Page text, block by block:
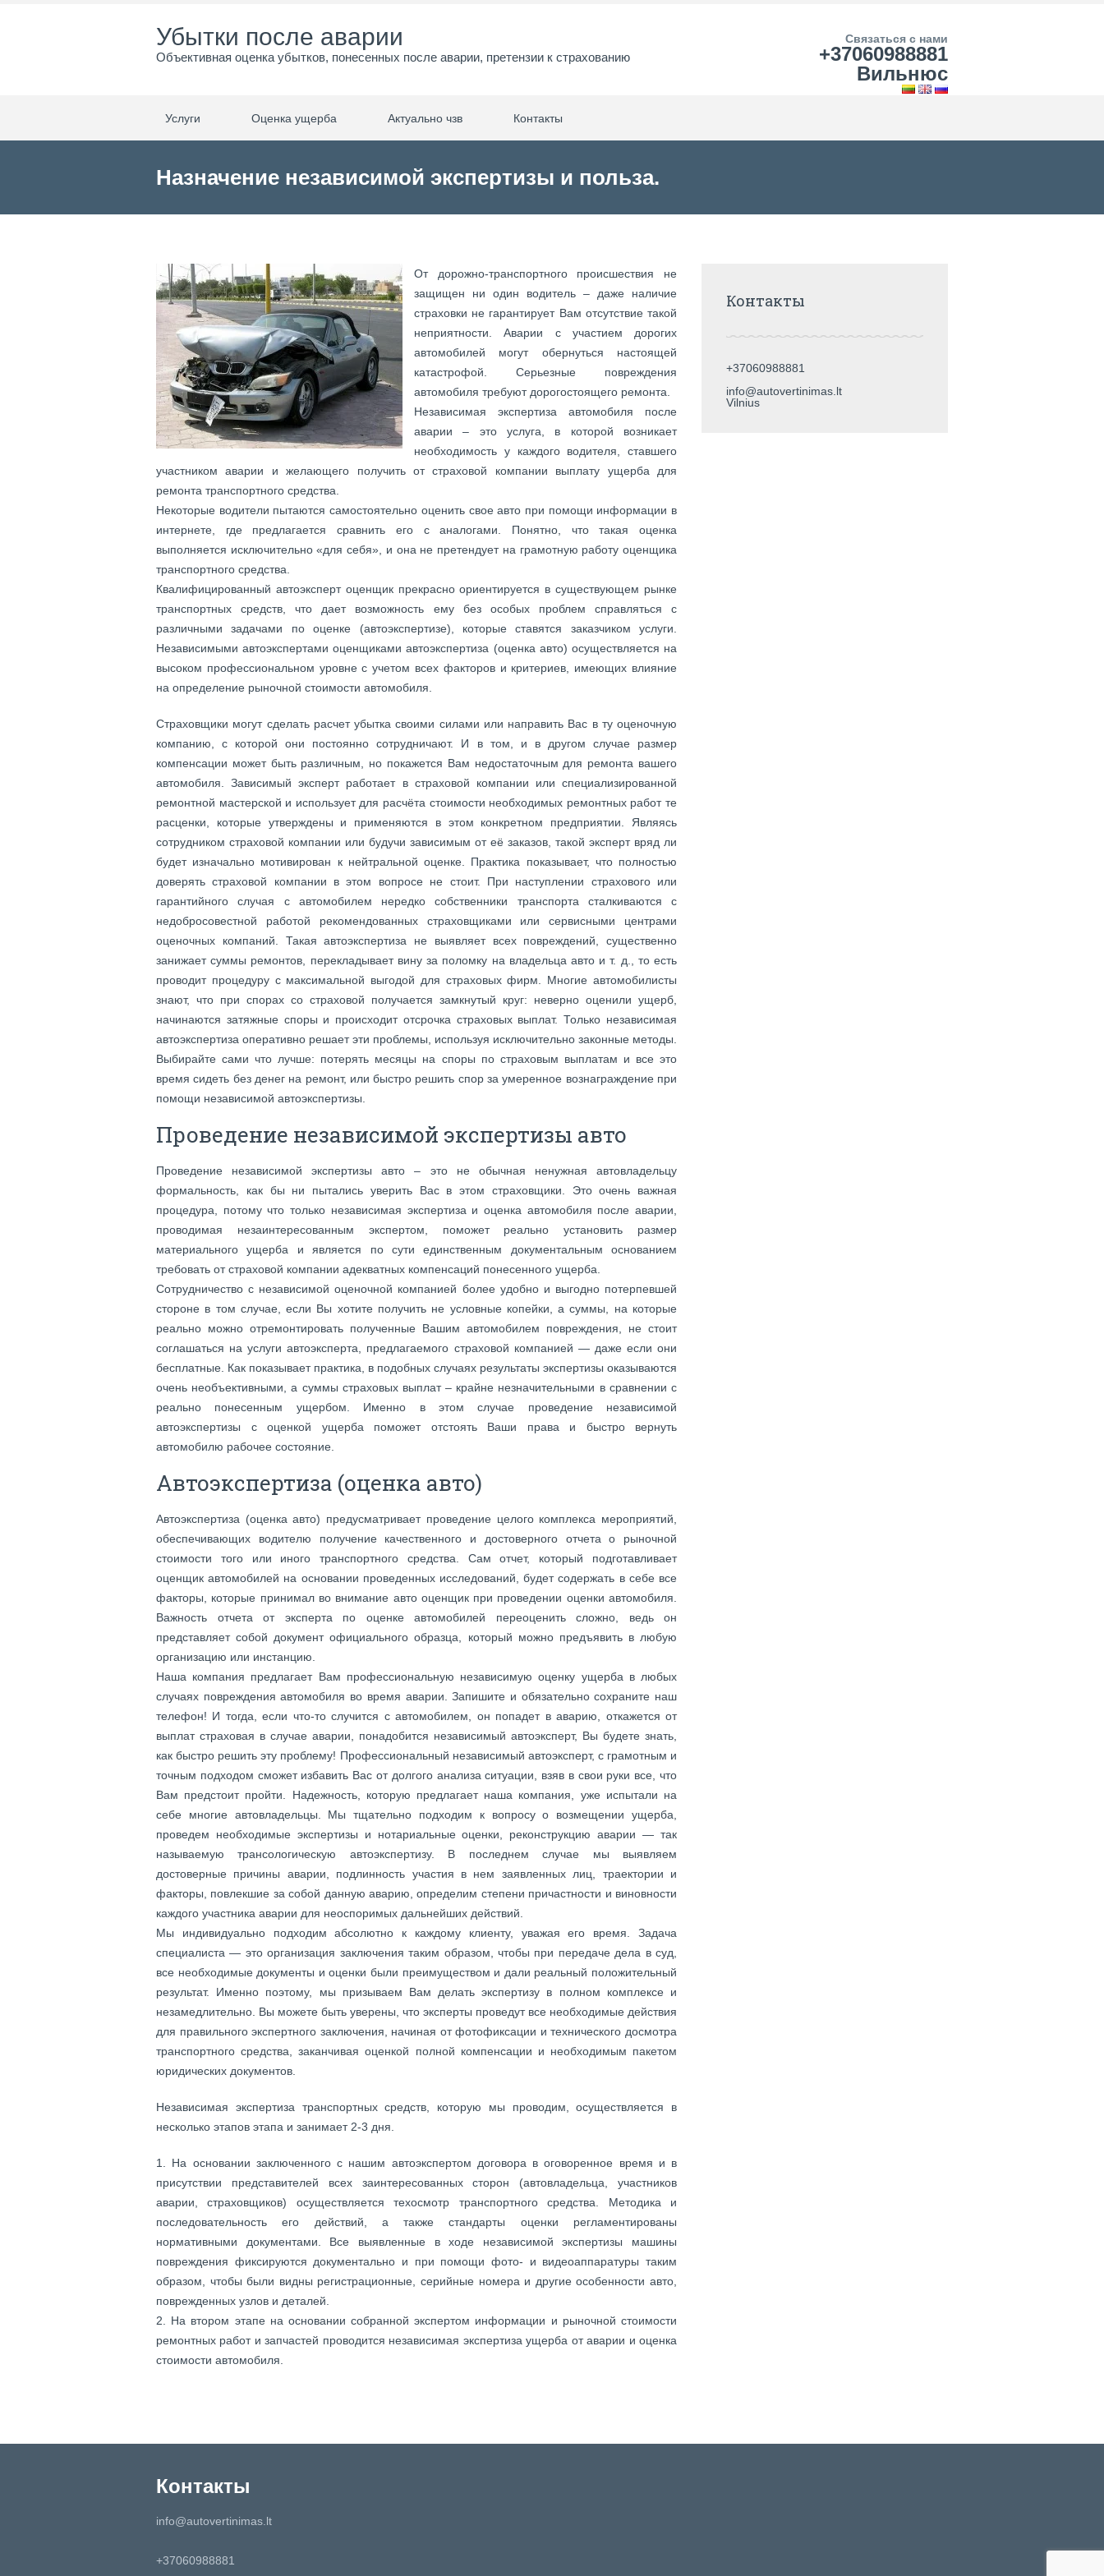
Убытки после аварии
Объективная оценка убытков, понесенных после аварии, претензии к страхованию
Связаться с нами
+37060988881
Вильнюс
Услуги Оценка ущерба Актуально чзв Контакты
Назначение независимой экспертизы и польза.
От дорожно-транспортного происшествия не
защищен ни один водитель ‒ даже наличие
страховки не гарантирует Вам отсутствие такой
неприятности. Аварии с участием дорогих
автомобилей могут обернуться настоящей
катастрофой. Серьезные повреждения
автомобиля требуют дорогостоящего ремонта.
Независимая экспертиза автомобиля после
аварии – это услуга, в которой возникает
необходимость у каждого водителя, ставшего
участником аварии и желающего получить от страховой компании выплату ущерба для
ремонта транспортного средства.
Некоторые водители пытаются самостоятельно оценить свое авто при помощи информации в
интернете, где предлагается сравнить его с аналогами. Понятно, что такая оценка
выполняется исключительно «для себя», и она не претендует на грамотную работу оценщика
транспортного средства.
Квалифицированный автоэксперт оценщик прекрасно ориентируется в существующем рынке
транспортных средств, что дает возможность ему без особых проблем справляться с
различными задачами по оценке (автоэкспертизе), которые ставятся заказчиком услуги.
Независимыми автоэкспертами оценщиками автоэкспертиза (оценка авто) осуществляется на
высоком профессиональном уровне с учетом всех факторов и критериев, имеющих влияние
на определение рыночной стоимости автомобиля.
Страховщики могут сделать расчет убытка своими силами или направить Вас в ту оценочную
компанию, с которой они постоянно сотрудничают. И в том, и в другом случае размер
компенсации может быть различным, но покажется Вам недостаточным для ремонта вашего
автомобиля. Зависимый эксперт работает в страховой компании или специализированной
ремонтной мастерской и использует для расчёта стоимости необходимых ремонтных работ те
расценки, которые утверждены и применяются в этом конкретном предприятии. Являясь
сотрудником страховой компании или будучи зависимым от её заказов, такой эксперт вряд ли
будет изначально мотивирован к нейтральной оценке. Практика показывает, что полностью
доверять страховой компании в этом вопросе не стоит. При наступлении страхового или
гарантийного случая с автомобилем нередко собственники транспорта сталкиваются с
недобросовестной работой рекомендованных страховщиками или сервисными центрами
оценочных компаний. Такая автоэкспертиза не выявляет всех повреждений, существенно
занижает суммы ремонтов, перекладывает вину за поломку на владельца авто и т. д., то есть
проводит процедуру с максимальной выгодой для страховых фирм. Многие автомобилисты
знают, что при спорах со страховой получается замкнутый круг: неверно оценили ущерб,
начинаются затяжные споры и происходит отсрочка страховых выплат. Только независимая
автоэкспертиза оперативно решает эти проблемы, используя исключительно законные методы.
Выбирайте сами что лучше: потерять месяцы на споры по страховым выплатам и все это
время сидеть без денег на ремонт, или быстро решить спор за умеренное вознаграждение при
помощи независимой автоэкспертизы.
Проведение независимой экспертизы авто
Проведение независимой экспертизы авто – это не обычная ненужная автовладельцу
формальность, как бы ни пытались уверить Вас в этом страховщики. Это очень важная
процедура, потому что только независимая экспертиза и оценка автомобиля после аварии,
проводимая незаинтересованным экспертом, поможет реально установить размер
материального ущерба и является по сути единственным документальным основанием
требовать от страховой компании адекватных компенсаций понесенного ущерба.
Сотрудничество с независимой оценочной компанией более удобно и выгодно потерпевшей
стороне в том случае, если Вы хотите получить не условные копейки, а суммы, на которые
реально можно отремонтировать полученные Вашим автомобилем повреждения, не стоит
соглашаться на услуги автоэксперта, предлагаемого страховой компанией — даже если они
бесплатные. Как показывает практика, в подобных случаях результаты экспертизы оказываются
очень необъективными, а суммы страховых выплат – крайне незначительными в сравнении с
реально понесенным ущербом. Именно в этом случае проведение независимой
автоэкспертизы с оценкой ущерба поможет отстоять Ваши права и быстро вернуть
автомобилю рабочее состояние.
Автоэкспертиза (оценка авто)
Автоэкспертиза (оценка авто) предусматривает проведение целого комплекса мероприятий,
обеспечивающих водителю получение качественного и достоверного отчета о рыночной
стоимости того или иного транспортного средства. Сам отчет, который подготавливает
оценщик автомобилей на основании проведенных исследований, будет содержать в себе все
факторы, которые принимал во внимание авто оценщик при проведении оценки автомобиля.
Важность отчета от эксперта по оценке автомобилей переоценить сложно, ведь он
представляет собой документ официального образца, который можно предъявить в любую
организацию или инстанцию.
Наша компания предлагает Вам профессиональную независимую оценку ущерба в любых
случаях повреждения автомобиля во время аварии. Запишите и обязательно сохраните наш
телефон! И тогда, если что-то случится с автомобилем, он попадет в аварию, откажется от
выплат страховая в случае аварии, понадобится независимый автоэксперт, Вы будете знать,
как быстро решить эту проблему! Профессиональный независимый автоэксперт, с грамотным и
точным подходом сможет избавить Вас от долгого анализа ситуации, взяв в свои руки все, что
Вам предстоит пройти. Надежность, которую предлагает наша компания, уже испытали на
себе многие автовладельцы. Мы тщательно подходим к вопросу о возмещении ущерба,
проведем необходимые экспертизы и нотариальные оценки, реконструкцию аварии — так
называемую трансологическую автоэкспертизу. В последнем случае мы выявляем
достоверные причины аварии, подлинность участия в нем заявленных лиц, траектории и
факторы, повлекшие за собой данную аварию, определим степени причастности и виновности
каждого участника аварии для неоспоримых дальнейших действий.
Мы индивидуально подходим абсолютно к каждому клиенту, уважая его время. Задача
специалиста — это организация заключения таким образом, чтобы при передаче дела в суд,
все необходимые документы и оценки были преимуществом и дали реальный положительный
результат. Именно поэтому, мы призываем Вам делать экспертизу в полном комплексе и
незамедлительно. Вы можете быть уверены, что эксперты проведут все необходимые действия
для правильного экспертного заключения, начиная от фотофиксации и технического досмотра
транспортного средства, заканчивая оценкой полной компенсации и необходимым пакетом
юридических документов.
Независимая экспертиза транспортных средств, которую мы проводим, осуществляется в
несколько этапов этапа и занимает 2-3 дня.
На основании заключенного с нашим автоэкспертом договора в оговоренное время и в
присутствии представителей всех заинтересованных сторон (автовладельца, участников
аварии, страховщиков) осуществляется техосмотр транспортного средства. Методика и
последовательность его действий, а также стандарты оценки регламентированы
нормативными документами. Все выявленные в ходе независимой экспертизы машины
повреждения фиксируются документально и при помощи фото- и видеоаппаратуры таким
образом, чтобы были видны регистрационные, серийные номера и другие особенности авто,
поврежденных узлов и деталей.
На втором этапе на основании собранной экспертом информации и рыночной стоимости
ремонтных работ и запчастей проводится независимая экспертиза ущерба от аварии и оценка
стоимости автомобиля.
Контакты
+37060988881
info@autovertinimas.lt
Vilnius
Контакты
info@autovertinimas.lt
+37060988881